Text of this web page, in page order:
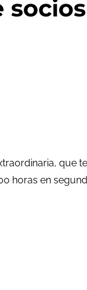
que
horas en